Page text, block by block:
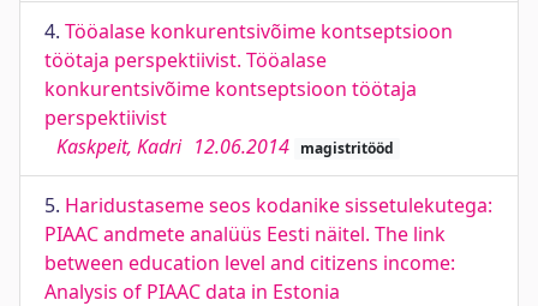
4. Tööalase konkurentsivõime kontseptsioon
töötaja perspektiivist. Tööalase
konkurentsivõime kontseptsioon töötaja
perspektiivist
Kaskpeit, Kadri 12.06.2014 magistritööd
5. Haridustaseme seos kodanike sissetulekutega:
PIAAC andmete analüüs Eesti näitel. The link
between education level and citizens income:
Analysis of PIAAC data in Estonia